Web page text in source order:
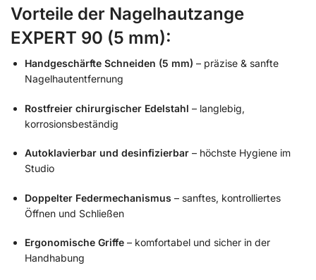
Vorteile der Nagelhautzange
EXPERT 90 (5 mm):
Handgeschärfte Schneiden (5 mm) – präzise & sanfte
Nagelhautentfernung
Rostfreier chirurgischer Edelstahl – langlebig,
korrosionsbeständig
Autoklavierbar und desinfizierbar – höchste Hygiene im
Studio
Doppelter Federmechanismus – sanftes, kontrolliertes
Öffnen und Schließen
Ergonomische Griffe – komfortabel und sicher in der
Handhabung